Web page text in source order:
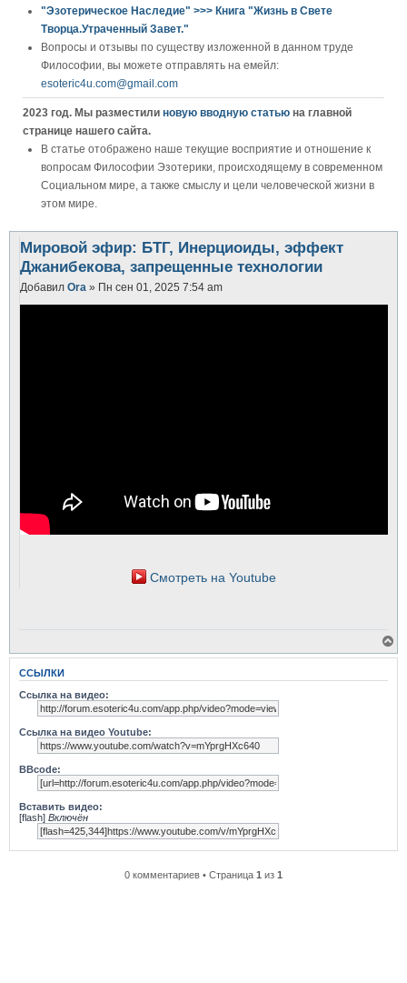
"Эзотерическое Наследие" >>> Книга "Жизнь в Свете
Творца.Утраченный Завет."
Вопросы и отзывы по существу изложенной в данном труде
Философии, вы можете отправлять на емейл:
esoteric4u.com@gmail.com
2023 год. Мы разместили новую вводную статью на главной
странице нашего сайта.
В статье отображено наше текущие восприятие и отношение к
вопросам Философии Эзотерики, происходящему в современном
Социальном мире, а также смыслу и цели человеческой жизни в
этом мире.
Мировой эфир: БТГ, Инерциоиды, эффект
Джанибекова, запрещенные технологии
Добавил Ora » Пн сен 01, 2025 7:54 am
Смотреть на Youtube
е
ССЫЛКИ
Ссылка на видео:
Ссылка на видео Youtube:
BBcode:
Вставить видео:
[flash] Включён
0 комментариев • Страница 1 из 1